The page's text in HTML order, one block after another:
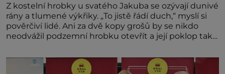
Z kostelní hrobky u svatého Jakuba se ozývají dunivé
rány a tlumené výkřiky. „To jistě řádí duch,“ myslí si
pověrčiví lidé. Ani za dvě kopy grošů by se nikdo
neodvážil podzemní hrobku otevřít a její poklop tak
divné burácení skutečně ustane. Když o mnoho let
později hrobku